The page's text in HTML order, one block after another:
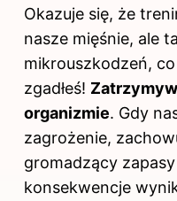
Okazuje się, że
nasze mięśnie, ale
mikrouszkodzeń,
zgadłeś!
organizmie. Gdy
zagrożenie,
gromadzący
konsekwencje